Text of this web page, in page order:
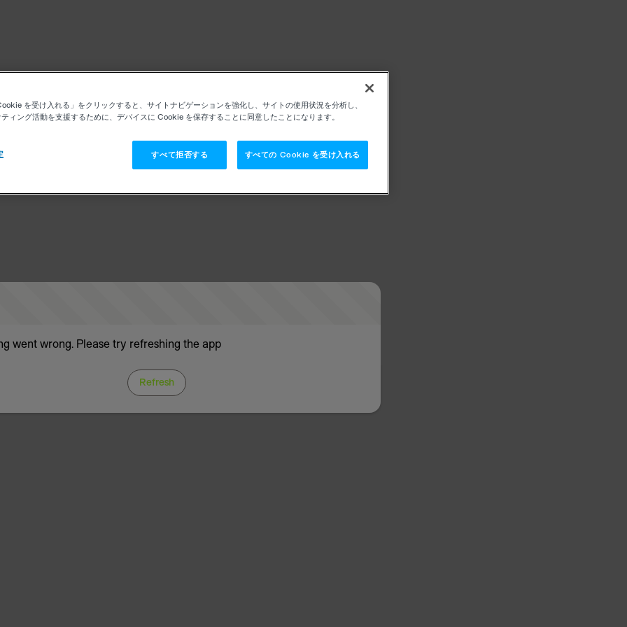
went wrong. Please try refreshing the app
Refresh
を受け入れる」をクリックすると、サイトナビゲーションを強化し、サイトの使用状況を分析し、
ィング活動を支援するために、デバイスに Cookie を保存することに同意したことになります。
すべて拒否する すべての Cookie を受け入れる